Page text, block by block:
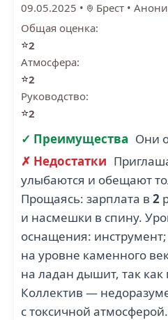
09.05.2025 • Брест •
Общая оценка:
⭐2
Атмосфера:
⭐2
Руководство:
⭐2
✓ Преимущества Они
✗ Недостатки
улыбаются и обещают
Прощаясь: зарплата в 2
и насмешки в спину.
оснащения:
на уровне каменного
на ладан дышит, так как
Коллектив —
с токсичной